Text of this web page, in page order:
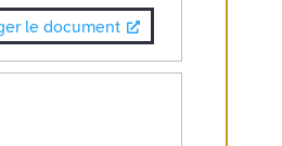
le document